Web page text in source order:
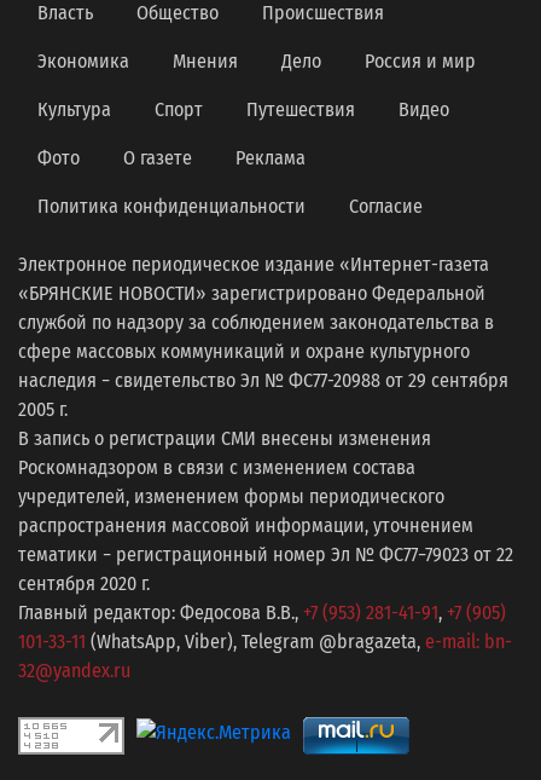
Власть Общество Происшествия
Экономика Мнения Дело Россия и мир
Культура Спорт Путешествия Видео
Фото О газете Реклама
Политика конфиденциальности Согласие
Электронное периодическое издание «Интернет-газета
«БРЯНСКИЕ НОВОСТИ» зарегистрировано Федеральной
службой по надзору за соблюдением законодательства в
сфере массовых коммуникаций и охране культурного
наследия − свидетельство Эл № ФС77-20988 от 29 сентября
2005 г.
В запись о регистрации СМИ внесены изменения
Роскомнадзором в связи с изменением состава
учредителей, изменением формы периодического
распространения массовой информации, уточнением
тематики − регистрационный номер Эл № ФС77−79023 от 22
сентября 2020 г.
Главный редактор: Федосова В.В., +7 (953) 281-41-91, +7 (905)
101-33-11 (WhatsApp, Viber), Telegram @bragazeta, e-mail: bn-
32@yandex.ru